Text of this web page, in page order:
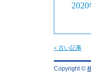
« 古い記事
Copyright ©